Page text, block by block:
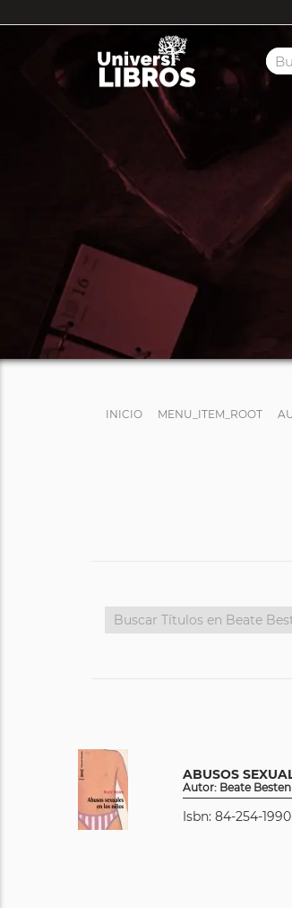
INICIO MENU_ITEM_ROOT
ABUSOS
Autor: Beate Besten
Isbn: 84-254-